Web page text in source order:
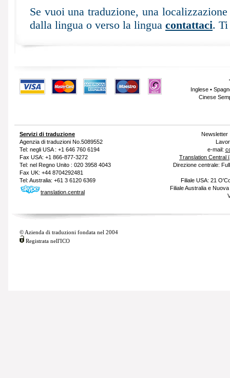
Se vuoi una traduzione, una
dalla lingua o verso la lingua contattaci. Ti
Inglese •
Cinese
Servizi di traduzione
Agenzia di traduzioni No.5089552
Tel: negli USA : +1 646 760 6194
Fax USA: +1 866-877-3272
Tel: nel Regno Unito : 020 3958 4043
Fax UK: +44 8704292481
Tel: Australia: +61 3 6120 6369
translation.central
Newsletter
e-mail:
Translation Central
Direzione centrale:
Filiale USA: 21
Filiale Australia e
© Azienda di traduzioni fondata nel 2004
Registrata nell'ICO